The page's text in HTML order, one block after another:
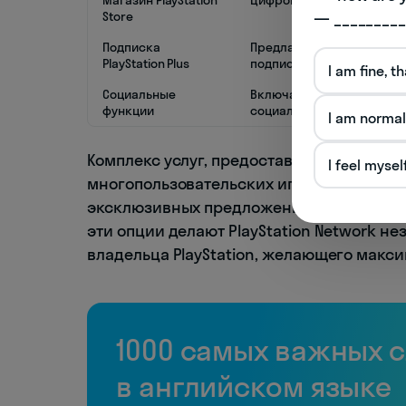
Store
Подписка
PlayStation Plus
Предлагает
подписчиков.
Социальные
функции
Включает в себя
социальные сети.
Комплекс услуг, предоставляемых через
многопользовательских играх, покупку
эксклюзивных предложений и бонусов
эти опции делают PlayStation Network
владельца PlayStation, желающего
1000 самых важных
в английском языке
— _________
I am fine,
I am
I feel